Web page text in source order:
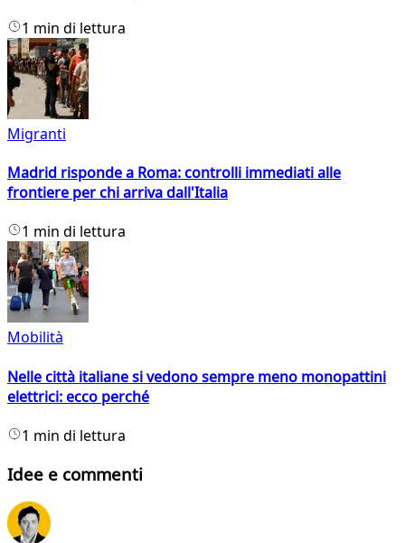
1 min di lettura
Migranti
Madrid risponde a Roma: controlli immediati alle
frontiere per chi arriva dall'Italia
1 min di lettura
Mobilità
Nelle città italiane si vedono sempre meno monopattini
elettrici: ecco perché
1 min di lettura
Idee e commenti